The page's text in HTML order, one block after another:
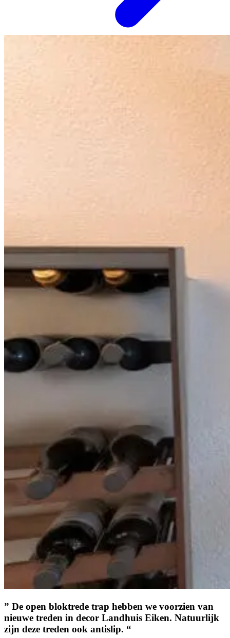
” De open bloktrede trap hebben we voorzien van
nieuwe treden in decor Landhuis Eiken. Natuurlijk
zijn deze treden ook antislip. “